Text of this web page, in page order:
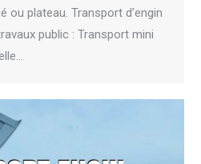
ou plateau. Transport d’engin
public : Transport mini